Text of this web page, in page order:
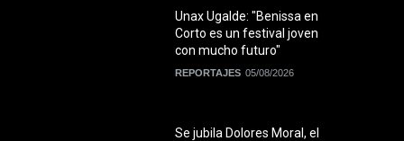
Unax Ugalde: "Benissa en
Corto es un festival joven
con mucho futuro"
REPORTAJES 05/08/2026
Se jubila Dolores Moral, el